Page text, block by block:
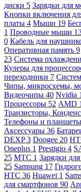
диски 5 Зарядки для
Кнопки включения
платы 4 Мыши 19
1 Проводные мыши
0 Кабель для
Оперативная память 9
23 Система
Кулеры для
переходники 7
Чипы, микросхемы,
Видеочипы 40 Nvidia
Процессоры 52 AMD
Транзисторы,
Телефоны и планшеты
Аксессуары 36
DEXP3 Doogee 20
Oneplus 1 Prestigio 4
25 МТС 1 Зарядки
25 Samsung 17
HTC 36 Huawei 1
для смартфонов 90